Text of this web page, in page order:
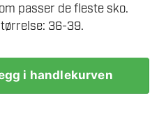
passer de fleste sko.
36-39.
i handlekurven